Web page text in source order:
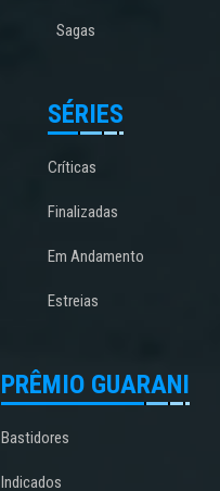
Sagas
SÉRIES
Críticas
Finalizadas
Em Andamento
Estreias
PRÊMIO GUARANI
Bastidores
Indicados